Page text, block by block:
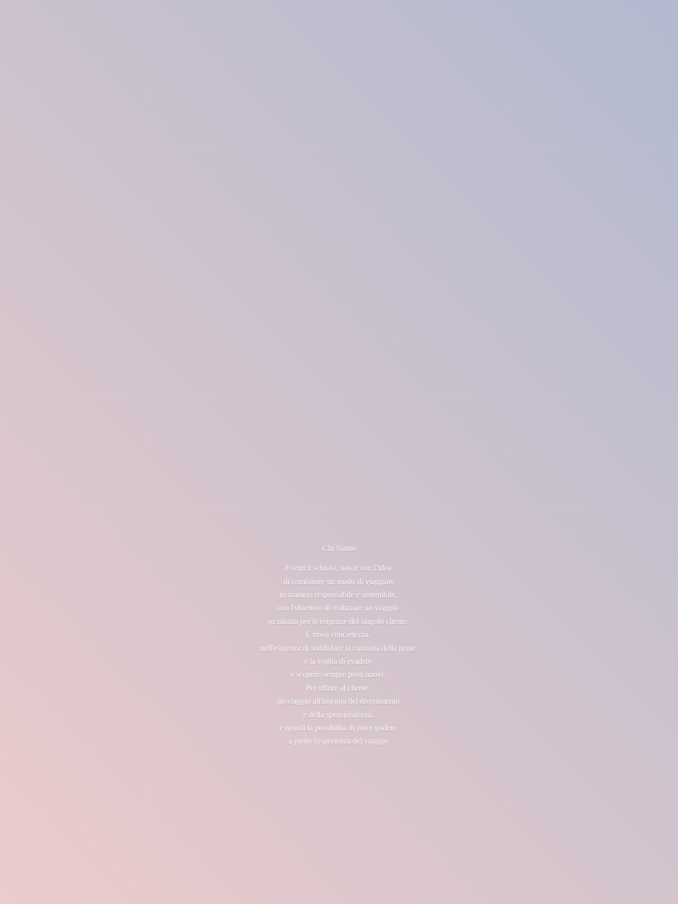
Chi Siamo
Eventi Esclusivi, nasce con l’idea
di combinare un modo di viaggiare
in maniera responsabile e sostenibile,
con l'obiettivo di realizzare un viaggio
su misura per le esigenze del singolo cliente.
E trova concretezza,
nell'esigenza di soddisfare la curiosità della gente
e la voglia di evadere
e scoprire sempre posti nuovi.
Per offrire al cliente,
un viaggio all'insegna del divertimento
e della spensieratezza,
e quindi la possibilità di poter godere
a pieno l'esperienza del viaggio.